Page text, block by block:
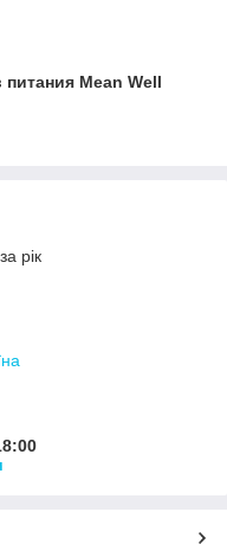
Mean Well
рік